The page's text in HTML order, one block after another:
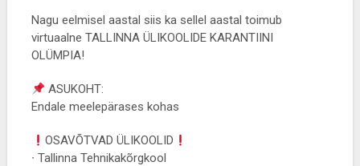
Nagu eelmisel aastal siis ka sellel aastal toimub
virtuaalne TALLINNA ÜLIKOOLIDE KARANTIINI
OLÜMPIA!
ASUKOHT:
Endale meelepärases kohas
OSAVÕTVAD ÜLIKOOLID
∙ Tallinna Tehnikakõrgkool